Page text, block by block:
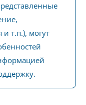
и т.п.), могут